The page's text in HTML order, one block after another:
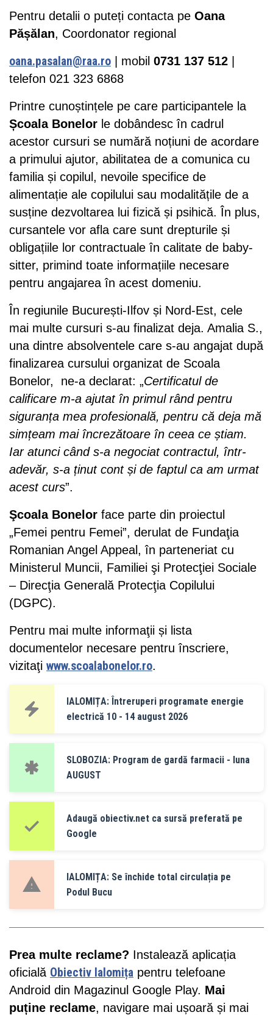
Pentru detalii o puteți contacta pe Oana
Pășălan, Coordonator regional
oana.pasalan@raa.ro | mobil 0731 137 512 |
telefon 021 323 6868
Printre cunoștințele pe care participantele la
Școala Bonelor le dobândesc în cadrul
acestor cursuri se numără noțiuni de acordare
a primului ajutor, abilitatea de a comunica cu
familia și copilul, nevoile specifice de
alimentație ale copilului sau modalitățile de a
susține dezvoltarea lui fizică și psihică. În plus,
cursantele vor afla care sunt drepturile și
obligațiile lor contractuale în calitate de baby-
sitter, primind toate informațiile necesare
pentru angajarea în acest domeniu.
În regiunile București-Ilfov și Nord-Est, cele
mai multe cursuri s-au finalizat deja. Amalia S.,
una dintre absolventele care s-au angajat după
finalizarea cursului organizat de Scoala
Bonelor, ne-a declarat: „Certificatul de
calificare m-a ajutat în primul rând pentru
siguranța mea profesională, pentru că deja mă
simțeam mai încrezătoare în ceea ce știam.
Iar atunci când s-a negociat contractul, într-
adevăr, s-a ținut cont și de faptul ca am urmat
acest curs”.
Şcoala Bonelor face parte din proiectul
„Femei pentru Femei”, derulat de Fundaţia
Romanian Angel Appeal, în parteneriat cu
Ministerul Muncii, Familiei şi Protecţiei Sociale
– Direcţia Generală Protecţia Copilului
(DGPC).
Pentru mai multe informaţii și lista
documentelor necesare pentru înscriere,
vizitaţi www.scoalabonelor.ro.
IALOMIȚA: Întreruperi programate energie
electrică 10 - 14 august 2026
SLOBOZIA: Program de gardă farmacii - luna
AUGUST
Adaugă obiectiv.net ca sursă preferată pe
Google
IALOMIȚA: Se închide total circulația pe
Podul Bucu
Prea multe reclame? Instalează aplicația
oficială Obiectiv Ialomița pentru telefoane
Android din Magazinul Google Play. Mai
puține reclame, navigare mai ușoară și mai